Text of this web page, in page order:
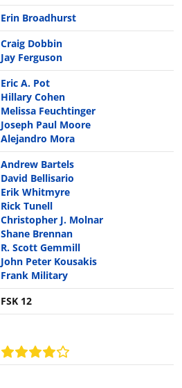
Erin Broadhurst
Craig Dobbin
Jay Ferguson
Eric A. Pot
Hillary Cohen
Melissa Feuchtinger
Joseph Paul Moore
Alejandro Mora
Andrew Bartels
David Bellisario
Erik Whitmyre
Rick Tunell
Christopher J. Molnar
Shane Brennan
R. Scott Gemmill
John Peter Kousakis
Frank Military
FSK 12